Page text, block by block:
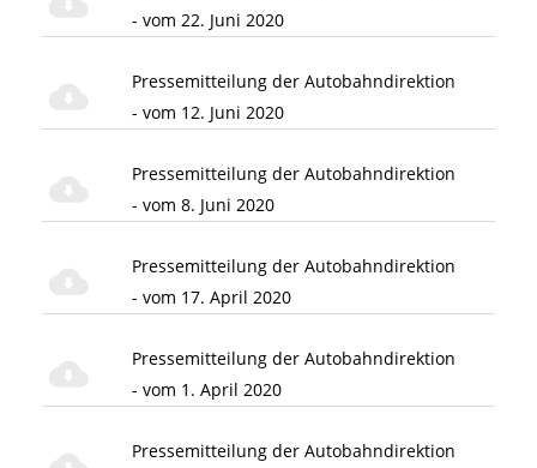
- vom 22. Juni 2020
Pressemitteilung der Autobahndirektion
- vom 12. Juni 2020
Pressemitteilung der Autobahndirektion
- vom 8. Juni 2020
Pressemitteilung der Autobahndirektion
- vom 17. April 2020
Pressemitteilung der Autobahndirektion
- vom 1. April 2020
Pressemitteilung der Autobahndirektion